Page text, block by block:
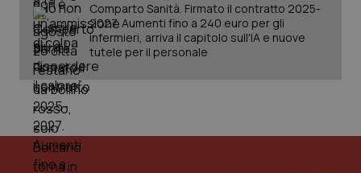
Comparto Sanità. Firmato il contratto 2025-
2027. Aumenti fino a 240 euro per gli
infermieri, arriva il capitolo sull'IA e nuove
tutele per il personale